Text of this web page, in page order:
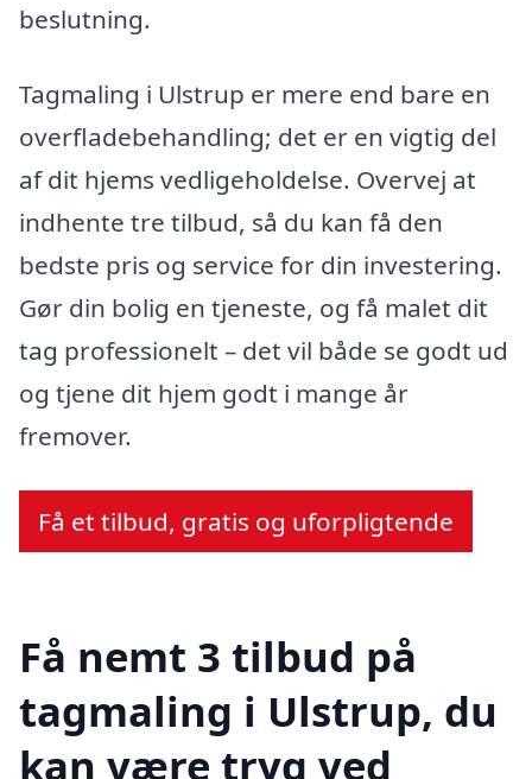
beslutning.
Tagmaling i Ulstrup er mere end bare en
overfladebehandling; det er en vigtig del
af dit hjems vedligeholdelse. Overvej at
indhente tre tilbud, så du kan få den
bedste pris og service for din investering.
Gør din bolig en tjeneste, og få malet dit
tag professionelt – det vil både se godt ud
og tjene dit hjem godt i mange år
fremover.
Få et tilbud, gratis og uforpligtende
Få nemt 3 tilbud på
tagmaling i Ulstrup, du
kan være tryg ved